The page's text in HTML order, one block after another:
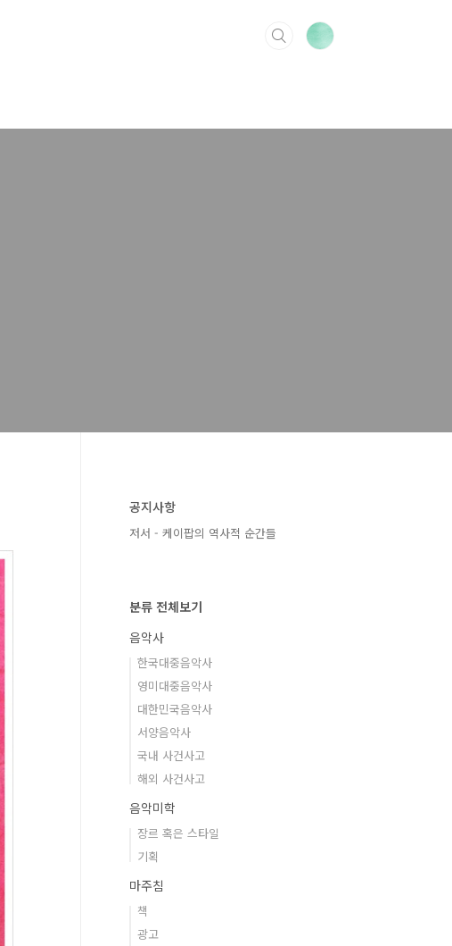
공지사항
저서 - 케이팝의 역사적 순간들
분류 전체보기
음악사
한국대중음악사
영미대중음악사
대한민국음악사
서양음악사
국내 사건사고
해외 사건사고
음악미학
장르 혹은 스타일
기획
마주침
책
광고